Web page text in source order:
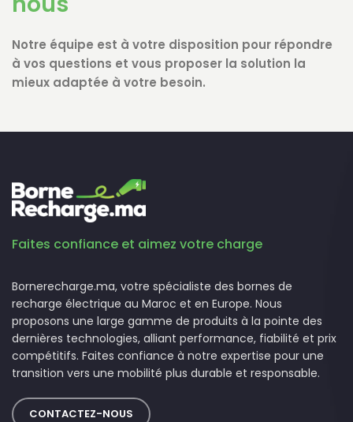
Notre équipe est à votre disposition pour répondre
à vos questions et vous proposer la solution la
mieux adaptée à votre besoin.
Faites confiance et aimez votre charge
Bornerecharge.ma, votre spécialiste des bornes de
recharge électrique au Maroc et en Europe. Nous
proposons une large gamme de produits à la pointe des
dernières technologies, alliant performance, fiabilité et prix
compétitifs. Faites confiance à notre expertise pour une
transition vers une mobilité plus durable et responsable.
CONTACTEZ-NOUS